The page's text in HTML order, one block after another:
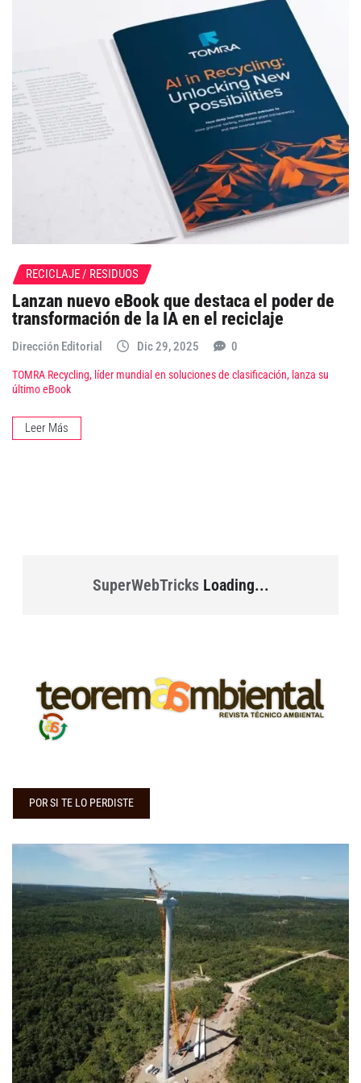
RECICLAJE / RESIDUOS
Lanzan nuevo eBook que destaca el poder de
transformación de la IA en el reciclaje
Dirección Editorial Dic 29, 2025 0
TOMRA Recycling, líder mundial en soluciones de clasificación, lanza su
último eBook
Leer Más
SuperWebTricksLoading...
POR SI TE LO PERDISTE